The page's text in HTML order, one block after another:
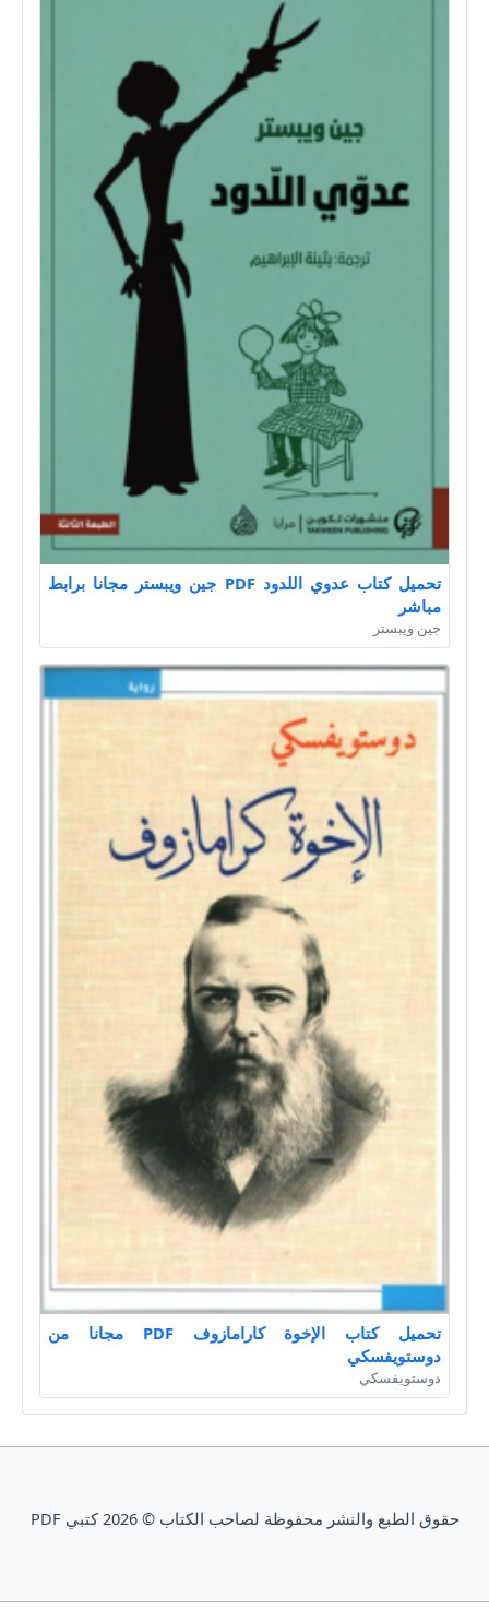
تحميل كتاب عدوي اللدود PDF جين ويبستر مجانا برابط
مباشر
جين ويبستر
تحميل كتاب الإخوة كارامازوف PDF مجانا من
دوستويفسكي
دوستويفسكي
حقوق الطبع والنشر محفوظة لصاحب الكتاب © 2026 كتبي PDF